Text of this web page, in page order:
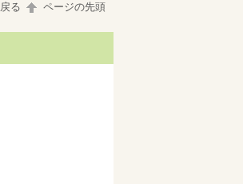
戻る ページの先頭